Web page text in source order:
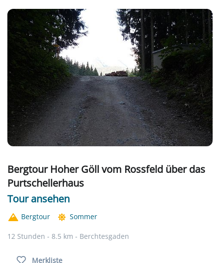
Bergtour Hoher Göll vom Rossfeld über das
Purtschellerhaus
Tour ansehen
Bergtour Sommer
12 Stunden - 8.5 km - Berchtesgaden
Merkliste